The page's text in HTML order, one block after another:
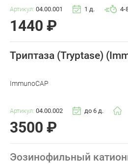
Артикул: 04.00.001 1 д. 4-
1440 ₽
Триптаза (Tryptase)
ImmunoCAP
Артикул: 04.00.002 до 6 д.
3500 ₽
Эозинофильный